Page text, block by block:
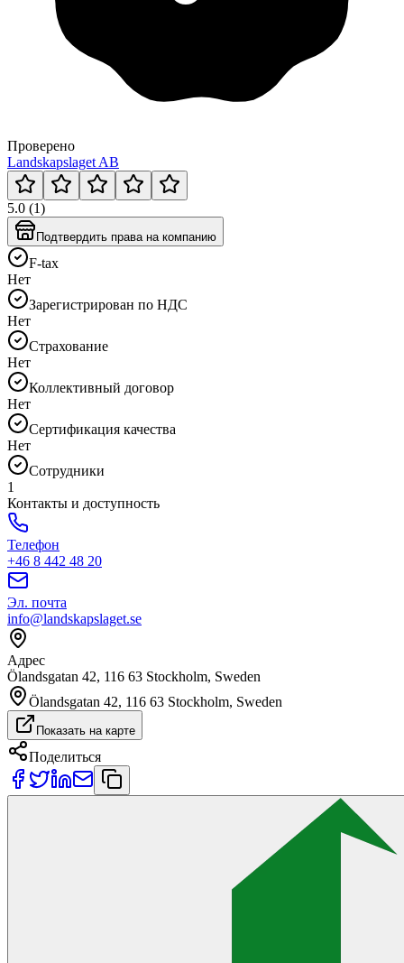
Проверено
Landskapslaget AB
5.0 (1)
Подтвердить права на компанию
F-tax
Нет
Зарегистрирован по НДС
Нет
Страхование
Нет
Коллективный договор
Нет
Сертификация качества
Нет
Сотрудники
1
Контакты и доступность
Телефон
+46 8 442 48 20
Эл. почта
info@landskapslaget.se
Адрес
Ölandsgatan 42, 116 63 Stockholm, Sweden
Ölandsgatan 42, 116 63 Stockholm, Sweden
Показать на карте
Поделиться